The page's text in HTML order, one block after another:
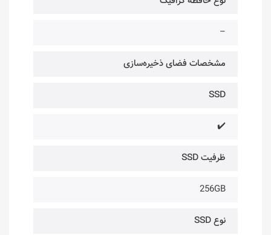
–
مشخصات فضای ذخیره‌سازی
SSD
✔️
ظرفیت SSD
256GB
نوع SSD